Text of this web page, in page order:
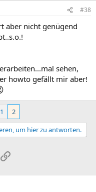
#38
aber nicht genügend
sehen,
howto gefällt mir aber!
1
2
um hier zu antworten.
Link